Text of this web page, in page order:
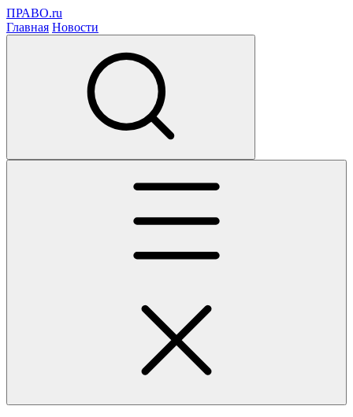
ПРАВО.ru
Главная Новости